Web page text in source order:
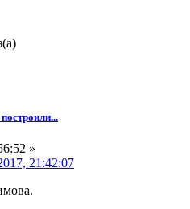
»
21:42:07